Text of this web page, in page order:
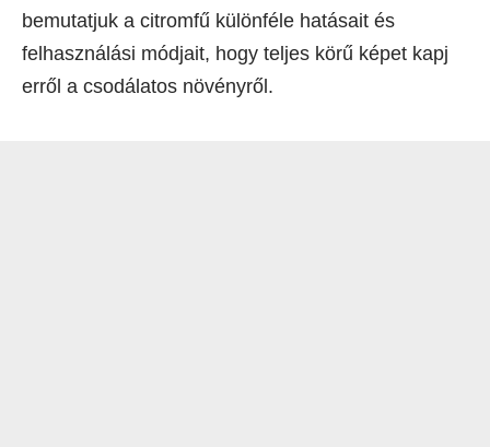
bemutatjuk a citromfű különféle hatásait és
felhasználási módjait, hogy teljes körű képet kapj
erről a csodálatos növényről.